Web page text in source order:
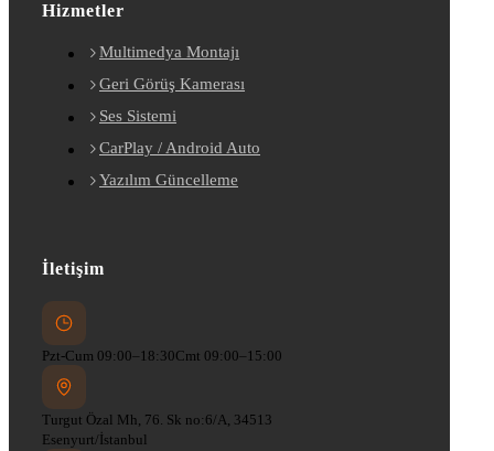
Hizmetler
Multimedya Montajı
Geri Görüş Kamerası
Ses Sistemi
CarPlay / Android Auto
Yazılım Güncelleme
İletişim
Pzt-Cum 09:00–18:30Cmt 09:00–15:00
Turgut Özal Mh, 76. Sk no:6/A, 34513
Esenyurt/İstanbul